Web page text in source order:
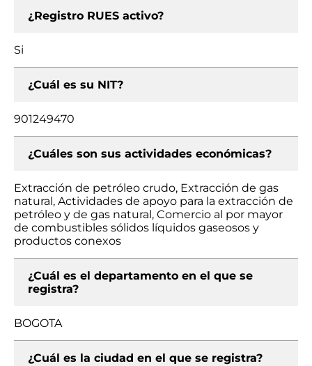
¿Registro RUES activo?
Si
¿Cuál es su NIT?
901249470
¿Cuáles son sus actividades económicas?
Extracción de petróleo crudo, Extracción de gas
natural, Actividades de apoyo para la extracción de
petróleo y de gas natural, Comercio al por mayor
de combustibles sólidos líquidos gaseosos y
productos conexos
¿Cuál es el departamento en el que se
registra?
BOGOTA
¿Cuál es la ciudad en el que se registra?